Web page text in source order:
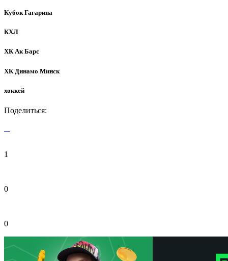
Кубок Гагарина
КХЛ
ХК Ак Барс
ХК Динамо Минск
хоккей
Поделиться:
1
0
0